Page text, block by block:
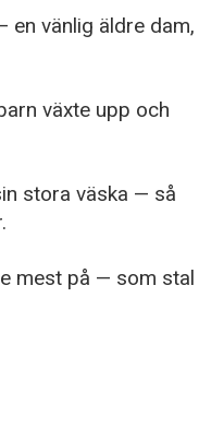
en vänlig äldre dam,
växte upp och
stora väska — så
mest på — som stal